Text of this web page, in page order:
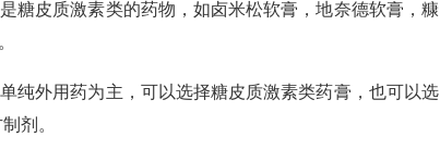
糖皮质激素类的药物，如卤米松软膏，地奈德软膏，糠
纯外用药为主，可以选择糖皮质激素类药膏，也可以选
剂。